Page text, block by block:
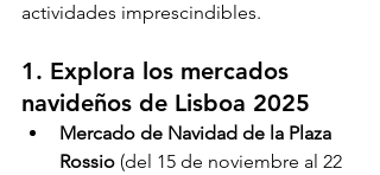
actividades imprescindibles.
1. Explora los mercados
navideños de Lisboa 2025
Mercado de Navidad de la Plaza
Rossio (del 15 de noviembre al 22